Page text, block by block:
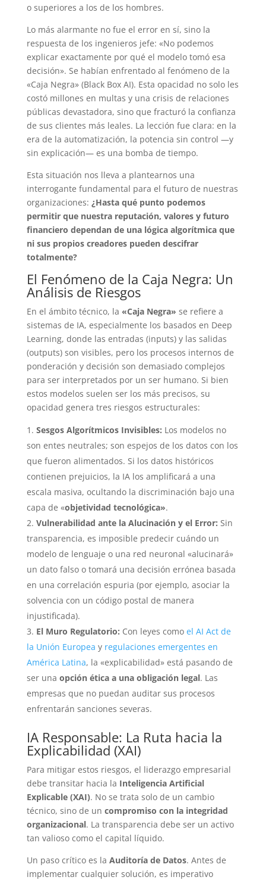
o superiores a los de los hombres.
Lo más alarmante no fue el error en sí, sino la
respuesta de los ingenieros jefe: «No podemos
explicar exactamente por qué el modelo tomó esa
decisión». Se habían enfrentado al fenómeno de la
«Caja Negra» (Black Box AI). Esta opacidad no solo les
costó millones en multas y una crisis de relaciones
públicas devastadora, sino que fracturó la confianza
de sus clientes más leales. La lección fue clara: en la
era de la automatización, la potencia sin control —y
sin explicación— es una bomba de tiempo.
Esta situación nos lleva a plantearnos una
interrogante fundamental para el futuro de nuestras
organizaciones: ¿Hasta qué punto podemos
permitir que nuestra reputación, valores y futuro
financiero dependan de una lógica algorítmica que
ni sus propios creadores pueden descifrar
totalmente?
El Fenómeno de la Caja Negra: Un
Análisis de Riesgos
En el ámbito técnico, la «Caja Negra» se refiere a
sistemas de IA, especialmente los basados en Deep
Learning, donde las entradas (inputs) y las salidas
(outputs) son visibles, pero los procesos internos de
ponderación y decisión son demasiado complejos
para ser interpretados por un ser humano. Si bien
estos modelos suelen ser los más precisos, su
opacidad genera tres riesgos estructurales:
Sesgos Algorítmicos Invisibles: Los modelos no
son entes neutrales; son espejos de los datos con los
que fueron alimentados. Si los datos históricos
contienen prejuicios, la IA los amplificará a una
escala masiva, ocultando la discriminación bajo una
capa de «objetividad tecnológica».
Vulnerabilidad ante la Alucinación y el Error: Sin
transparencia, es imposible predecir cuándo un
modelo de lenguaje o una red neuronal «alucinará»
un dato falso o tomará una decisión errónea basada
en una correlación espuria (por ejemplo, asociar la
solvencia con un código postal de manera
injustificada).
El Muro Regulatorio: Con leyes como el AI Act de
la Unión Europea y regulaciones emergentes en
América Latina, la «explicabilidad» está pasando de
ser una opción ética a una obligación legal. Las
empresas que no puedan auditar sus procesos
enfrentarán sanciones severas.
IA Responsable: La Ruta hacia la
Explicabilidad (XAI)
Para mitigar estos riesgos, el liderazgo empresarial
debe transitar hacia la Inteligencia Artificial
Explicable (XAI). No se trata solo de un cambio
técnico, sino de un compromiso con la integridad
organizacional. La transparencia debe ser un activo
tan valioso como el capital líquido.
Un paso crítico es la Auditoría de Datos. Antes de
implementar cualquier solución, es imperativo